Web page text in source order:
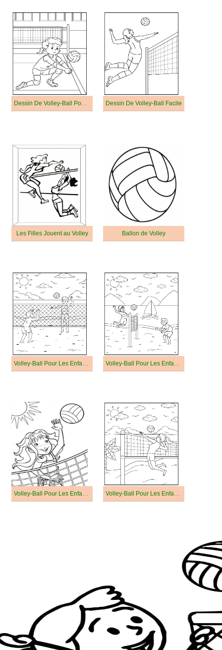
Dessin De Volley-Ball Pour Les Enfants Dessin De Volley-Ball Facile
Les Filles Jouent au Volley Ballon de Volley
Volley-Ball Pour Les Enfants De 5 An Volley-Ball Pour Les Enfants De 4 An
Volley-Ball Pour Les Enfants De 6 An Volley-Ball Pour Les Enfants De 3 An